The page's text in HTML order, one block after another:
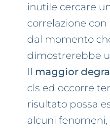
inutile cercare
correlazione con
dal momento
dimostrerebbe
Il maggior
cls ed occorre
risultato possa
alcuni